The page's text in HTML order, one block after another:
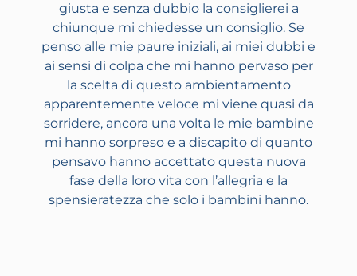
giusta e senza dubbio la consiglierei a
chiunque mi chiedesse un consiglio. Se
penso alle mie paure iniziali, ai miei dubbi e
ai sensi di colpa che mi hanno pervaso per
la scelta di questo ambientamento
apparentemente veloce mi viene quasi da
sorridere, ancora una volta le mie bambine
mi hanno sorpreso e a discapito di quanto
pensavo hanno accettato questa nuova
fase della loro vita con l’allegria e la
spensieratezza che solo i bambini hanno.